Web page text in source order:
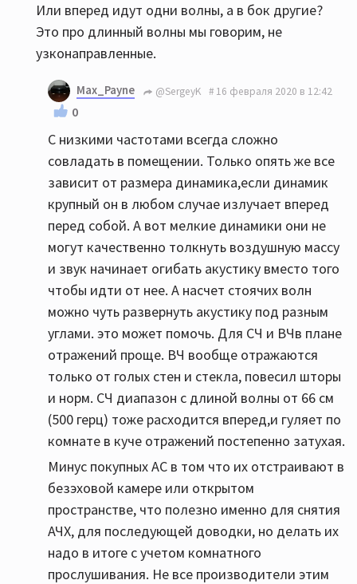
Или вперед идут одни волны, а в бок другие?
Это про длинный волны мы говорим, не
узконаправленные.
Max_Payne @SergeyK 16 февраля 2020 в 12:42
0
С низкими частотами всегда сложно
совладать в помещении. Только опять же все
зависит от размера динамика,если динамик
крупный он в любом случае излучает вперед
перед собой. А вот мелкие динамики они не
могут качественно толкнуть воздушную массу
и звук начинает огибать акустику вместо того
чтобы идти от нее. А насчет стоячих волн
можно чуть развернуть акустику под разным
углами. это может помочь. Для СЧ и ВЧв плане
отражений проще. ВЧ вообще отражаются
только от голых стен и стекла, повесил шторы
и норм. СЧ диапазон с длиной волны от 66 см
(500 герц) тоже расходится вперед,и гуляет по
комнате в куче отражений постепенно затухая.
Минус покупных АС в том что их отстраивают в
безэховой камере или открытом
пространстве, что полезно именно для снятия
АЧХ, для последующей доводки, но делать их
надо в итоге с учетом комнатного
прослушивания. Не все производители этим